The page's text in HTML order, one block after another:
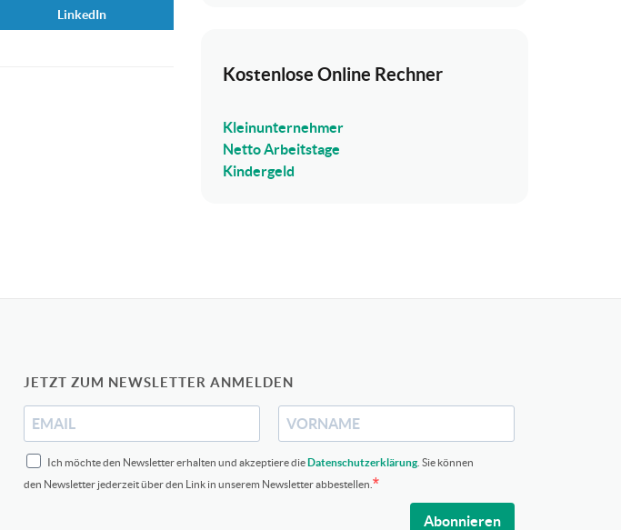
LinkedIn
Kostenlose Online Rechner
Kleinunternehmer
Netto Arbeitstage
Kindergeld
JETZT ZUM NEWSLETTER ANMELDEN
Ich möchte den Newsletter erhalten und akzeptiere dieDatenschutzerklärung . Sie können
den Newsletter jederzeit über den Link in unserem Newsletter abbestellen.
Abonnieren